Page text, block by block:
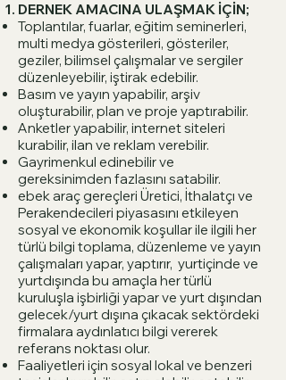
DERNEK AMACINA ULAŞMAK İÇİN;
Toplantılar, fuarlar, eğitim seminerleri,
multi medya gösterileri, gösteriler,
geziler, bilimsel çalışmalar ve sergiler
düzenleyebilir, iştirak edebilir.
Basım ve yayın yapabilir, arşiv
oluşturabilir, plan ve proje yaptırabilir.
Anketler yapabilir, internet siteleri
kurabilir, ilan ve reklam verebilir.
Gayrimenkul edinebilir ve
gereksinimden fazlasını satabilir.
ebek araç gereçleri Üretici, İthalatçı ve
Perakendecileri piyasasını etkileyen
sosyal ve ekonomik koşullar ile ilgili her
türlü bilgi toplama, düzenleme ve yayın
çalışmaları yapar, yaptırır, yurtiçinde ve
yurtdışında bu amaçla her türlü
kuruluşla işbirliği yapar ve yurt dışından
gelecek/yurt dışına çıkacak sektördeki
firmalara aydınlatıcı bilgi vererek
referans noktası olur.
Faaliyetleri için sosyal lokal ve benzeri